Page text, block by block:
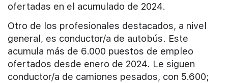
ofertadas en el acumulado de 2024.
Otro de los profesionales destacados, a nivel
general, es conductor/a de autobús. Este
acumula más de 6.000 puestos de empleo
ofertados desde enero de 2024. Le siguen
conductor/a de camiones pesados, con 5.600;